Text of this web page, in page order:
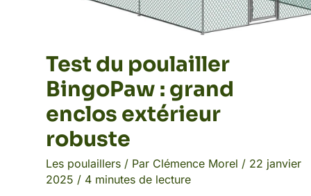
Test du poulailler
BingoPaw : grand
enclos extérieur
robuste
Les poulaillers / Par Clémence Morel / 22 janvier
2025 / 4 minutes de lecture